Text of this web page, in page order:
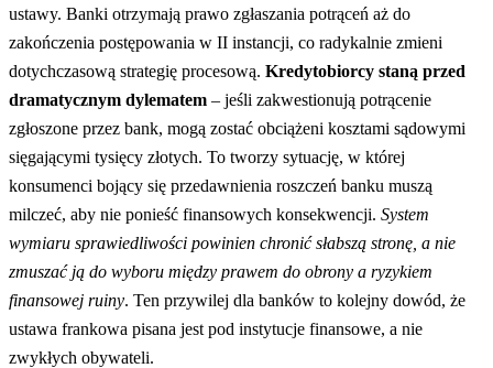
ustawy. Banki otrzymają prawo zgłaszania potrąceń aż do
zakończenia postępowania w II instancji, co radykalnie zmieni
dotychczasową strategię procesową. Kredytobiorcy staną przed
dramatycznym dylematem – jeśli zakwestionują potrącenie
zgłoszone przez bank, mogą zostać obciążeni kosztami sądowymi
sięgającymi tysięcy złotych. To tworzy sytuację, w której
konsumenci bojący się przedawnienia roszczeń banku muszą
milczeć, aby nie ponieść finansowych konsekwencji. System
wymiaru sprawiedliwości powinien chronić słabszą stronę, a nie
zmuszać ją do wyboru między prawem do obrony a ryzykiem
finansowej ruiny. Ten przywilej dla banków to kolejny dowód, że
ustawa frankowa pisana jest pod instytucje finansowe, a nie
zwykłych obywateli.